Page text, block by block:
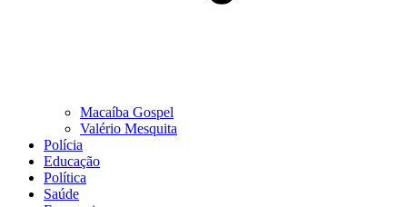
Macaíba Gospel
Valério Mesquita
Polícia
Educação
Política
Saúde